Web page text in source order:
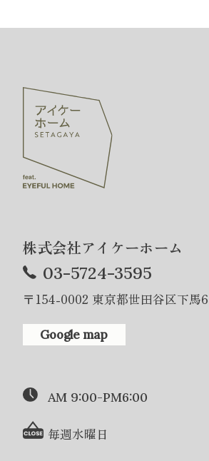
株式会社アイケーホーム
03-5724-3595
〒154-0002 東京都世田谷区下馬
Google map
AM 9:00-PM6:00
毎週水曜日